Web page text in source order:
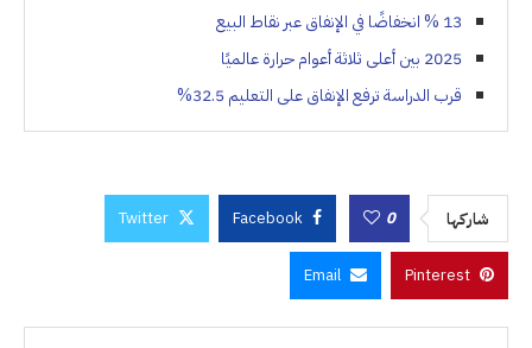
13 % انخفاضًا في الإنفاق عبر نقاط البيع
2025 بين أعلى ثلاثة أعوام حرارة عالميًا
قرب الدراسة ترفع الإنفاق على التعليم 32.5%
شاركها 0
Facebook
Twitter
Pinterest
Email